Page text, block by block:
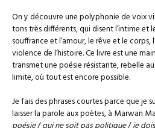
On y découvre une polyphonie de voix
tons très différents, qui disent l’intime et
souffrance et l’amour, le rêve et le corps,
violence de l’histoire. Ce livre est une
transmet une poésie résistante, rebelle
limite, où tout est encore possible.
Je fais des phrases courtes parce que je
laisser la parole aux poètes, à Marwan